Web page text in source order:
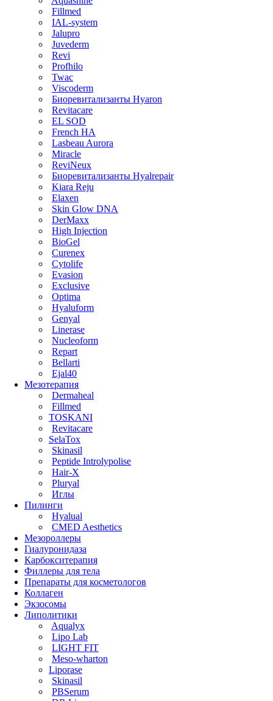
Fillmed
IAL-system
Jalupro
Juvederm
Revi
Profhilo
Twac
Viscoderm
Биоревитализанты Hyaron
Revitacare
EL SOD
French HA
Lasbeau Aurora
Miracle
ReviNeux
Биоревитализанты Hyalrepair
Kiara Reju
Elaxen
Skin Glow DNA
DerMaxx
High Injection
BioGel
Curenex
Cytolife
Evasion
Exclusive
Optima
Hyaluform
Genyal
Linerase
Nucleoform
Repart
Bellarti
Ejal40
Мезотерапия
Dermaheal
Fillmed
TOSKANI
Revitacare
SelaTox
Skinasil
Peptide Introlypolise
Hair-X
Pluryal
Иглы
Пилинги
Hyalual
CMED Aesthetics
Мезороллеры
Гиалуронидаза
Карбокситерапия
Филлеры для тела
Препараты для косметологов
Коллаген
Экзосомы
Липолитики
Aqualyx
Lipo Lab
LIGHT FIT
Meso-wharton
Liporase
Skinasil
PBSerum